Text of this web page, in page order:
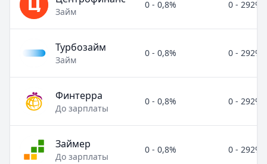
Займ
0 - 0,8% 0 - 292%
Турбозайм
Займ
0 - 0,8% 0 - 292%
Финтерра
До зарплаты
0 - 0,8% 0 - 292%
Займер
До зарплаты
0 - 0,8% 0 - 292%